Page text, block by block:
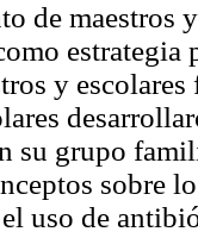
de maestros
estrategia
y
su grupo
sobre
uso de